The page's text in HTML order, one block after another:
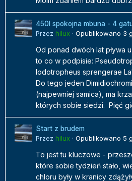
450l spokojna mbuna - 4
Przez hilux · Opublikowano 3
Od ponad dwóch lat pływa
to co w podpisie:
Iodotropheus sprengerae
Do tego jeden
(najpewniej samica), ma
których sobie siedzi. Pięć
Start z brudem
Przez hilux · Opublikowano 5
To jest tu kluczowe -
które sobie tydzień stało,
chloru były w kranicy